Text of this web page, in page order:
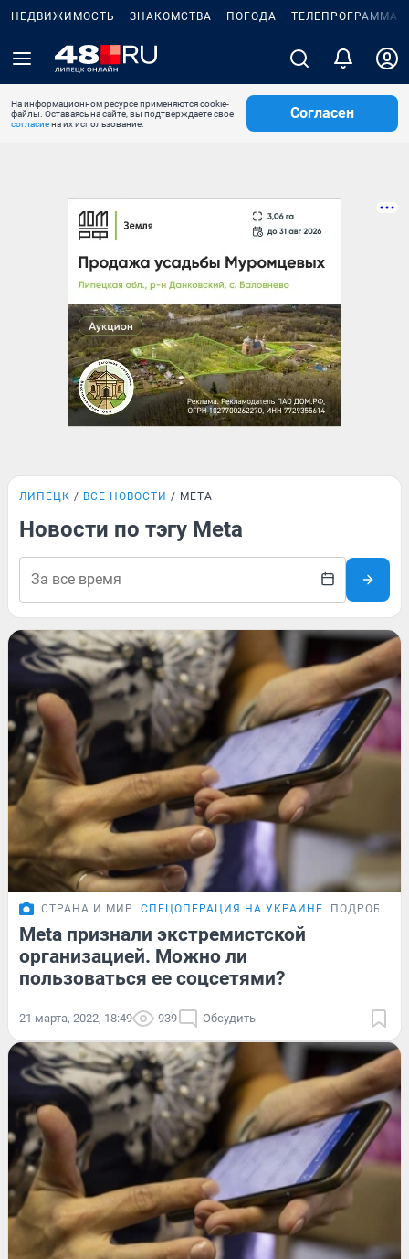
НЕДВИЖИМОСТЬ ЗНАКОМСТВА ПОГОДА ТЕЛЕПРОГРАММА
На информационном ресурсе применяются cookie-
файлы. Оставаясь на сайте, вы подтверждаете свое
согласиена их использование.
Согласен
ЛИПЕЦК ВСЕ НОВОСТИ META
Новости по тэгу Meta
СТРАНА И МИР СПЕЦОПЕРАЦИЯ НА УКРАИНЕ
Meta признали экстремистской
организацией. Можно ли
пользоваться ее соцсетями?
21 марта, 2022, 18:49 939 Обсудить